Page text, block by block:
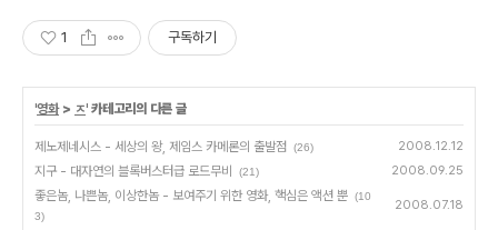
1 구독하기
'영화> ㅈ' 카테고리의 다른 글
제노제네시스 - 세상의 왕, 제임스 카메론의 출발점 (26) 2008.12.12
지구 - 대자연의 블록버스터급 로드무비 (21) 2008.09.25
좋은놈, 나쁜놈, 이상한놈 - 보여주기 위한 영화, 핵심은 액션 뿐 (10
3)
2008.07.18